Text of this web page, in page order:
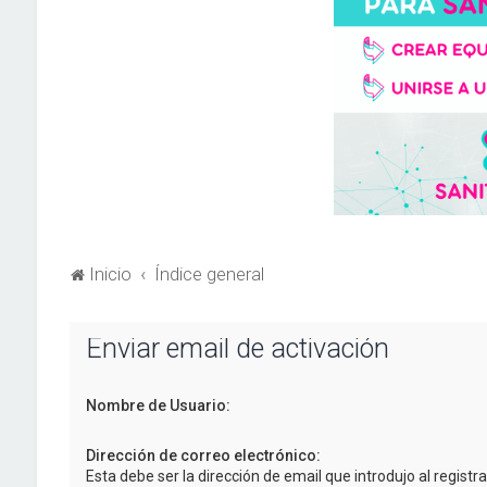
Inicio Índice general
Enviar email de activación
Nombre de Usuario:
Dirección de correo electrónico:
Esta debe ser la dirección de email que introdujo al